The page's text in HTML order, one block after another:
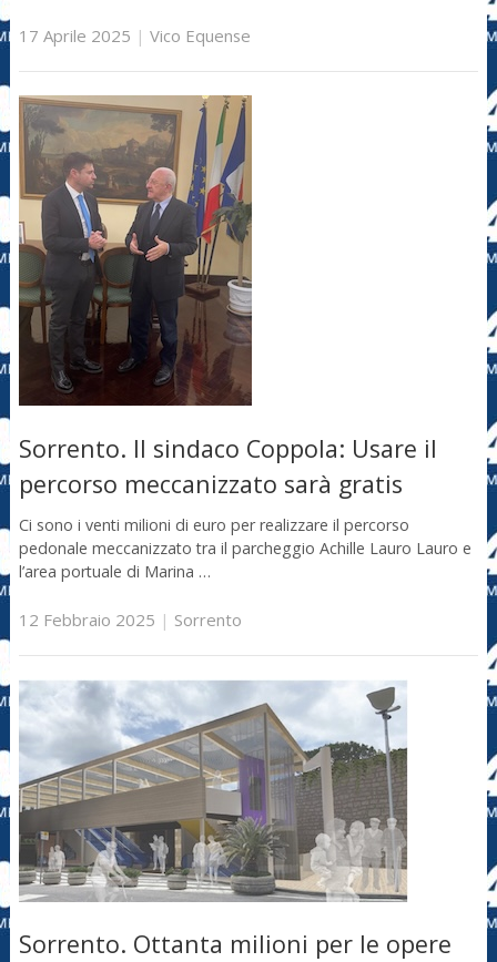
17 Aprile 2025 | Vico Equense
Sorrento. Il sindaco Coppola: Usare il
percorso meccanizzato sarà gratis
Ci sono i venti milioni di euro per realizzare il percorso
pedonale meccanizzato tra il parcheggio Achille Lauro Lauro e
l’area portuale di Marina …
12 Febbraio 2025 | Sorrento
Sorrento. Ottanta milioni per le opere